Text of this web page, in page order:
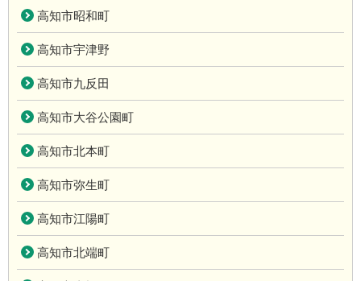
高知市昭和町
高知市宇津野
高知市九反田
高知市大谷公園町
高知市北本町
高知市弥生町
高知市江陽町
高知市北端町